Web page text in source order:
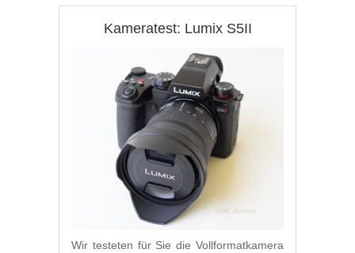
Kameratest: Lumix S5II
Wir testeten für Sie die Vollformatkamera